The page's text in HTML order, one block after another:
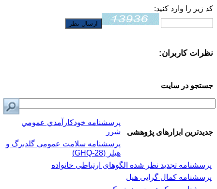
کد زیر را وارد کنید:
نظرات کاربران:
جستجو در سایت
جدیدترین ابزارهای پژوهشی
پرسشنامه خودكارآمدي عمومي
شرر
پرسشنامه سلامت عمومي گلدبرگ و
هیلر (GHQ-28)
پرسشنامه تجدید نظر شده الگوهای ارتباطی خانواده
پرسشنامه کمال گرایی هیل